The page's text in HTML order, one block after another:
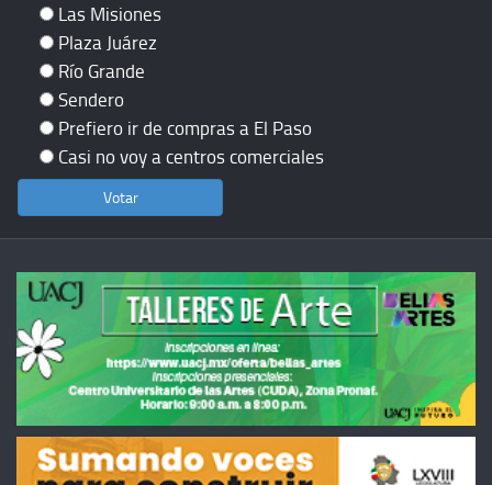
Las Misiones
Plaza Juárez
Río Grande
Sendero
Prefiero ir de compras a El Paso
Casi no voy a centros comerciales